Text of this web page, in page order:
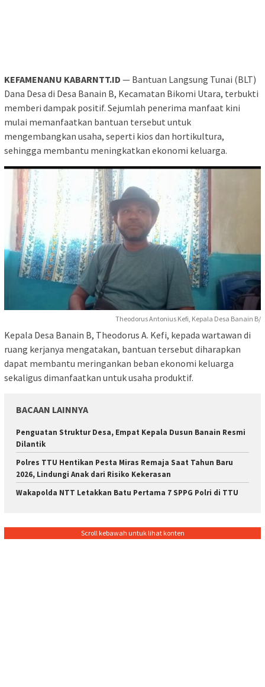
KEFAMENANU KABARNTT.ID — Bantuan Langsung Tunai (BLT)
Dana Desa di Desa Banain B, Kecamatan Bikomi Utara, terbukti
memberi dampak positif. Sejumlah penerima manfaat kini
mulai memanfaatkan bantuan tersebut untuk
mengembangkan usaha, seperti kios dan hortikultura,
sehingga membantu meningkatkan ekonomi keluarga.
Theodorus Antonius Kefi, Kepala Desa Banain B/
Kepala Desa Banain B, Theodorus A. Kefi, kepada wartawan di
ruang kerjanya mengatakan, bantuan tersebut diharapkan
dapat membantu meringankan beban ekonomi keluarga
sekaligus dimanfaatkan untuk usaha produktif.
BACAAN LAINNYA
Penguatan Struktur Desa, Empat Kepala Dusun Banain Resmi
Dilantik
Polres TTU Hentikan Pesta Miras Remaja Saat Tahun Baru
2026, Lindungi Anak dari Risiko Kekerasan
Wakapolda NTT Letakkan Batu Pertama 7 SPPG Polri di TTU
Scroll kebawah untuk lihat konten